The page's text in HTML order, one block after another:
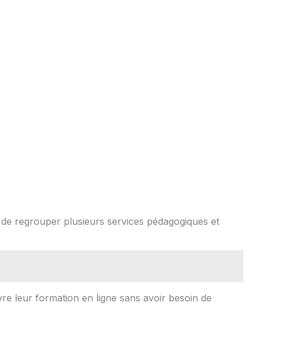
regrouper plusieurs services pédagogiques et
leur formation en ligne sans avoir besoin de